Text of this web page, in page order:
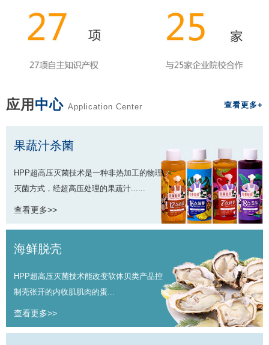
应用 中心 Application Center 查看更多+
果蔬汁杀菌
HPP超高压灭菌技术是一种非热加工的物理
灭菌方式，经超高压处理的果蔬汁......
查看更多>>
海鲜脱壳
HPP超高压灭菌技术能改变软体贝类产品控
制壳张开的内收肌肌肉的蛋...
查看更多>>